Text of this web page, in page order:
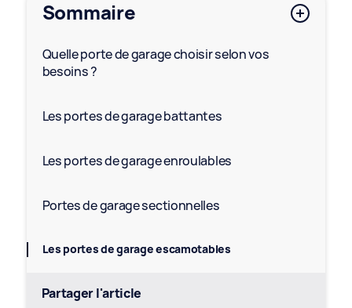
Sommaire
Quelle porte de garage choisir selon vos
besoins ?
Les portes de garage battantes
Les portes de garage enroulables
Portes de garage sectionnelles
Les portes de garage escamotables
Partager l'article